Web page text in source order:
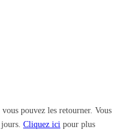
vous pouvez les retourner. Vous
Cliquez ici pour plus